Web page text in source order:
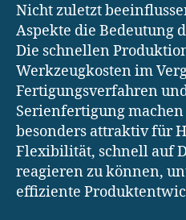
Nicht zuletzt
Aspekte die Bedeutung
Die schnellen
Werkzeugkosten im
Fertigungsverfahren
Serienfertigung
besonders attraktiv für
Flexibilität, schnell auf
reagieren zu können,
effiziente